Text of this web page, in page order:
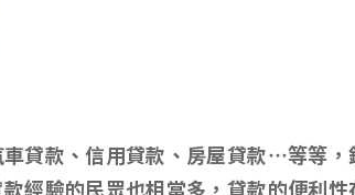
貸款、信用貸款、房屋貸款…等等，
經驗的民眾也相當多，貸款的便利性